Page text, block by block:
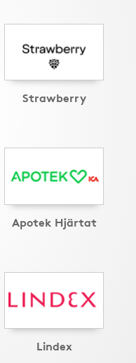
Strawberry
Apotek Hjärtat
Lindex